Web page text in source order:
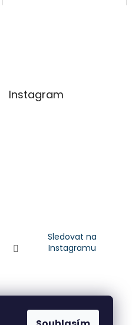
Instagram
Sledovat na
Instagramu